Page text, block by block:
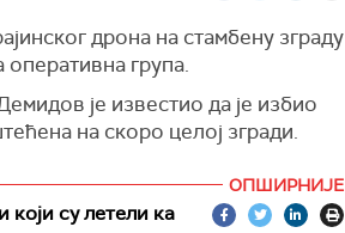
дрона на стамбену зграду
оперативна група.
је известио да је избио
на скоро целој згради.
ОПШИРНИЈЕ
су летели ка